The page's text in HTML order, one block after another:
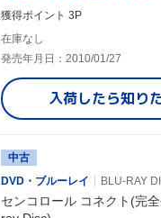
獲得ポイント 3P
在庫なし
発売年月日：2010/01/27
入荷したら知り
中古
DVD・ブルーレイ
BLU-RAY
センコロール コネクト(完